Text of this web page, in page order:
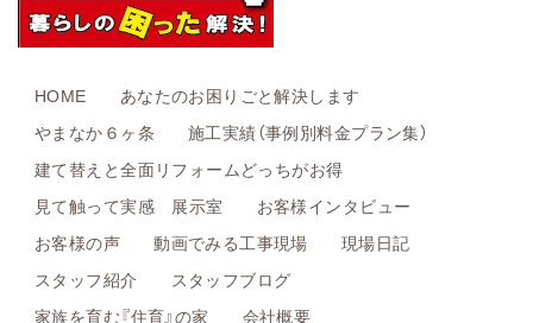
HOME
あなたのお困りごと解決します
やまなか６ヶ条
施工実績（事例別料金プラン集）
建て替えと全面リフォームどっちがお得
見て触って実感 展示室
お客様インタビュー
お客様の声
動画でみる工事現場
現場日記
スタッフ紹介
スタッフブログ
家族を育む『住育』の家
会社概要